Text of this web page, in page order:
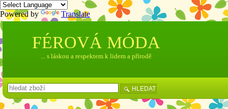
Powered by Translate
FÉROVÁ MÓDA
... s láskou a respektem k lidem a přírodě
HLEDAT